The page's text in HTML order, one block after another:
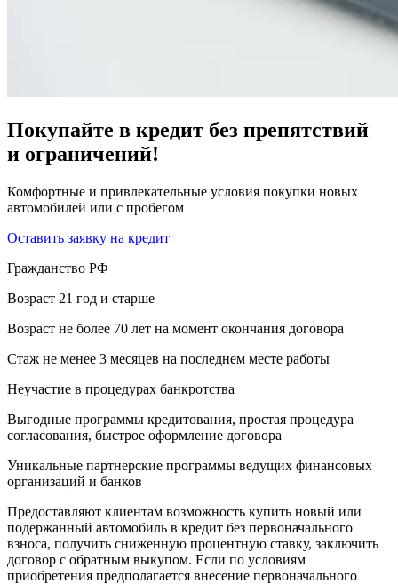
Покупайте в кредит без препятствий
и ограничений!
Комфортные и привлекательные условия покупки новых
автомобилей или с пробегом
Оставить заявку на кредит
Гражданство РФ
Возраст 21 год и старше
Возраст не более 70 лет на момент окончания договора
Стаж не менее 3 месяцев на последнем месте работы
Неучастие в процедурах банкротства
Выгодные программы кредитования, простая процедура
согласования, быстрое оформление договора
Уникальные партнерские программы ведущих финансовых
организаций и банков
Предоставляют клиентам возможность купить новый или
подержанный автомобиль в кредит без первоначального
взноса, получить сниженную процентную ставку, заключить
договор с обратным выкупом. Если по условиям
приобретения предполагается внесение первоначального